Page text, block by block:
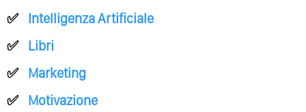
Intelligenza Artificiale
Libri
Marketing
Motivazione